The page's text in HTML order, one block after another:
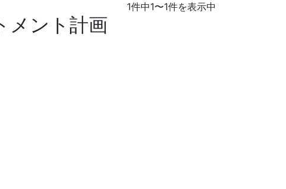
1件中1〜1件を表示中
メント計画